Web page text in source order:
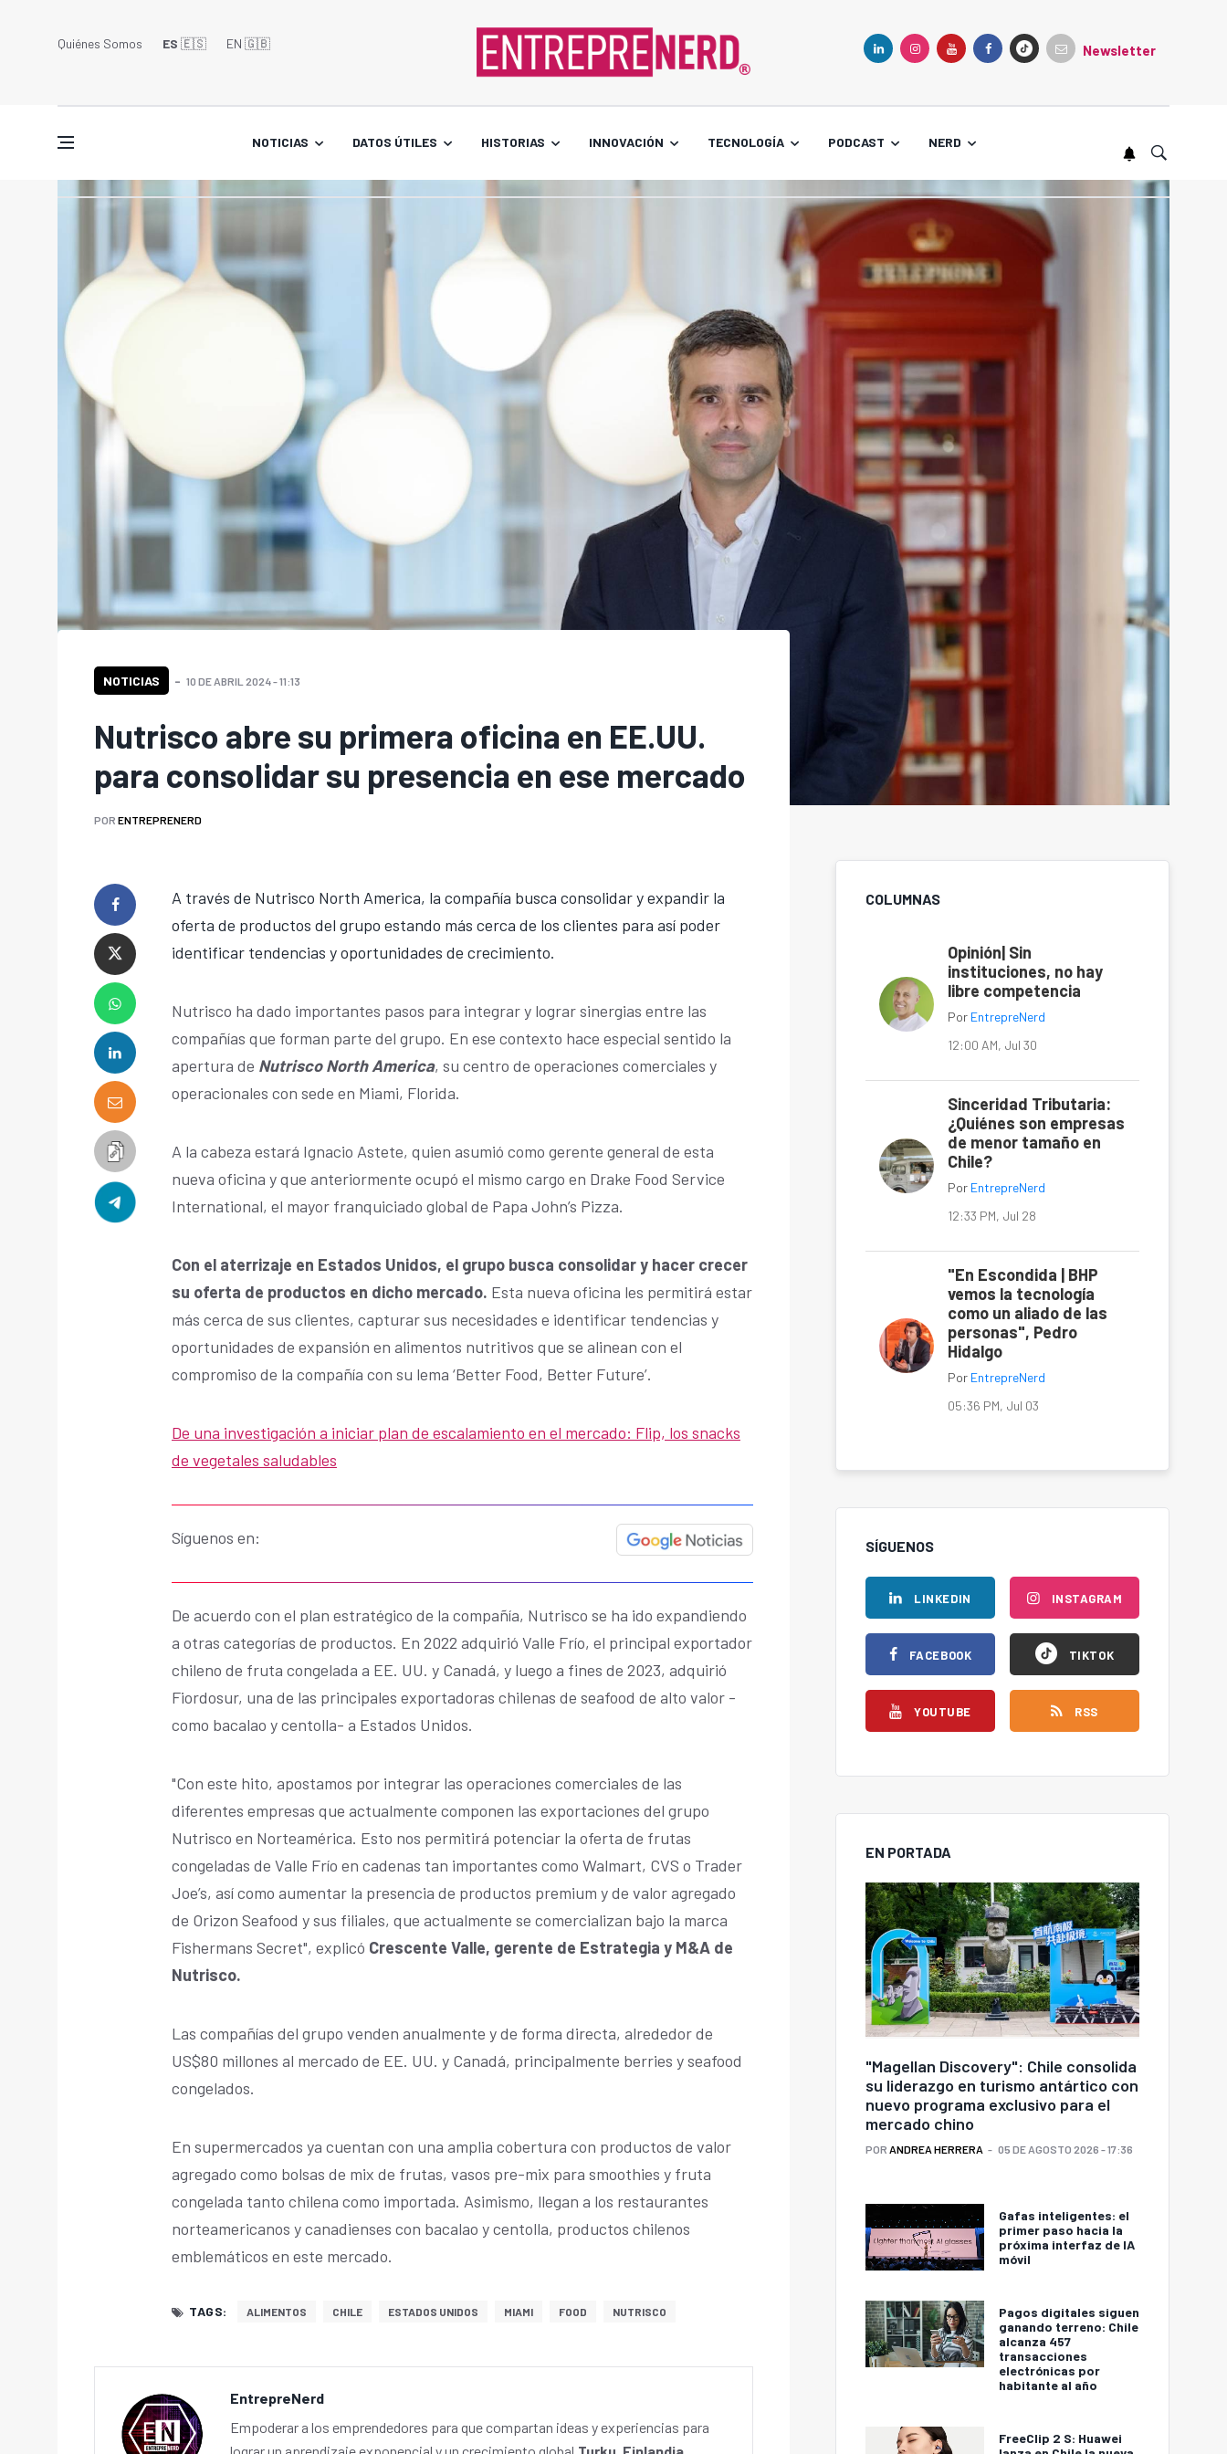
Quiénes Somos ES 🇪🇸 EN 🇬🇧󠁢󠁥󠁮󠁧󠁿 Newsletter
NOTICIAS DATOS ÚTILES HISTORIAS INNOVACIÓN TECNOLOGÍA PODCAST NERD
NOTICIAS 10 DE ABRIL 2024 - 11:13
Nutrisco abre su primera oficina en EE.UU.
para consolidar su presencia en ese mercado
POR ENTREPRENERD
A través de Nutrisco North America, la compañía busca consolidar y expandir la
oferta de productos del grupo estando más cerca de los clientes para así poder
identificar tendencias y oportunidades de crecimiento.
Nutrisco ha dado importantes pasos para integrar y lograr sinergias entre las
compañías que forman parte del grupo. En ese contexto hace especial sentido la
apertura de Nutrisco North America, su centro de operaciones comerciales y
operacionales con sede en Miami, Florida.
A la cabeza estará Ignacio Astete, quien asumió como gerente general de esta
nueva oficina y que anteriormente ocupó el mismo cargo en Drake Food Service
International, el mayor franquiciado global de Papa John’s Pizza.
Con el aterrizaje en Estados Unidos, el grupo busca consolidar y hacer crecer
su oferta de productos en dicho mercado. Esta nueva oficina les permitirá estar
más cerca de sus clientes, capturar sus necesidades e identificar tendencias y
oportunidades de expansión en alimentos nutritivos que se alinean con el
compromiso de la compañía con su lema ‘Better Food, Better Future’.
De una investigación a iniciar plan de escalamiento en el mercado: Flip, los snacks
de vegetales saludables
Síguenos en:
De acuerdo con el plan estratégico de la compañía, Nutrisco se ha ido expandiendo
a otras categorías de productos. En 2022 adquirió Valle Frío, el principal exportador
chileno de fruta congelada a EE. UU. y Canadá, y luego a fines de 2023, adquirió
Fiordosur, una de las principales exportadoras chilenas de seafood de alto valor -
como bacalao y centolla- a Estados Unidos.
"Con este hito, apostamos por integrar las operaciones comerciales de las
diferentes empresas que actualmente componen las exportaciones del grupo
Nutrisco en Norteamérica. Esto nos permitirá potenciar la oferta de frutas
congeladas de Valle Frío en cadenas tan importantes como Walmart, CVS o Trader
Joe’s, así como aumentar la presencia de productos premium y de valor agregado
de Orizon Seafood y sus filiales, que actualmente se comercializan bajo la marca
Fishermans Secret", explicó Crescente Valle, gerente de Estrategia y M&A de
Nutrisco.
Las compañías del grupo venden anualmente y de forma directa, alrededor de
US$80 millones al mercado de EE. UU. y Canadá, principalmente berries y seafood
congelados.
En supermercados ya cuentan con una amplia cobertura con productos de valor
agregado como bolsas de mix de frutas, vasos pre-mix para smoothies y fruta
congelada tanto chilena como importada. Asimismo, llegan a los restaurantes
norteamericanos y canadienses con bacalao y centolla, productos chilenos
emblemáticos en este mercado.
TAGS: ALIMENTOS CHILE ESTADOS UNIDOS MIAMI FOOD NUTRISCO
EntrepreNerd
Empoderar a los emprendedores para que compartan ideas y experiencias para
COLUMNAS
Opinión| Sin
instituciones, no hay
libre competencia
Por EntrepreNerd
12:00 AM, Jul 30
Sinceridad Tributaria:
¿Quiénes son empresas
de menor tamaño en
Chile?
Por EntrepreNerd
12:33 PM, Jul 28
"En Escondida | BHP
vemos la tecnología
como un aliado de las
personas", Pedro
Hidalgo
Por EntrepreNerd
05:36 PM, Jul 03
SÍGUENOS
LINKEDIN
FACEBOOK
YOUTUBE
INSTAGRAM
TIKTOK
RSS
EN PORTADA
"Magellan Discovery": Chile consolida
su liderazgo en turismo antártico con
nuevo programa exclusivo para el
mercado chino
POR ANDREA HERRERA 05 DE AGOSTO 2026 - 17:36
Gafas inteligentes: el
primer paso hacia la
próxima interfaz de IA
móvil
Pagos digitales siguen
ganando terreno: Chile
alcanza 457
transacciones
electrónicas por
habitante al año
FreeClip 2 S: Huawei